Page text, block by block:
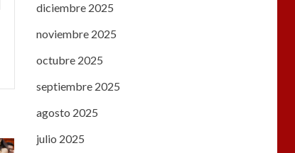
diciembre 2025
noviembre 2025
octubre 2025
septiembre 2025
agosto 2025
julio 2025